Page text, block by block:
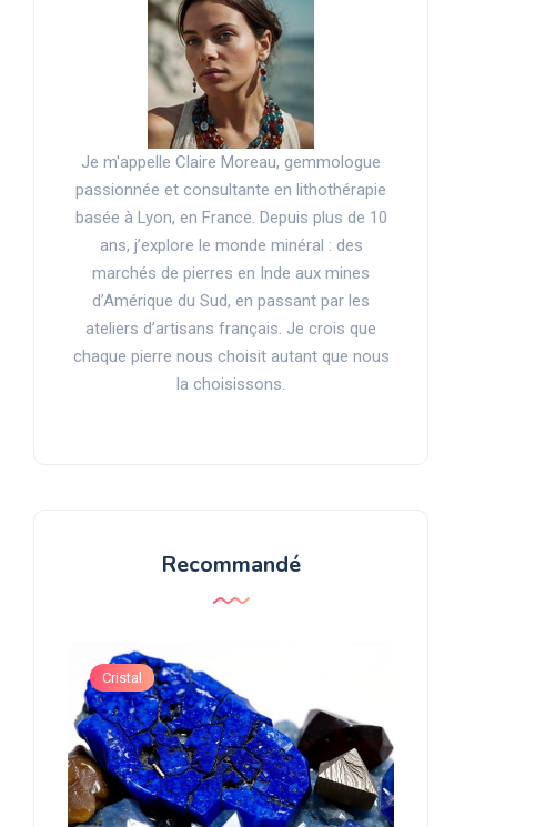
Je m'appelle Claire Moreau, gemmologue
passionnée et consultante en lithothérapie
basée à Lyon, en France. Depuis plus de 10
ans, j’explore le monde minéral : des
marchés de pierres en Inde aux mines
d’Amérique du Sud, en passant par les
ateliers d’artisans français. Je crois que
chaque pierre nous choisit autant que nous
la choisissons.
Recommandé
Cristal